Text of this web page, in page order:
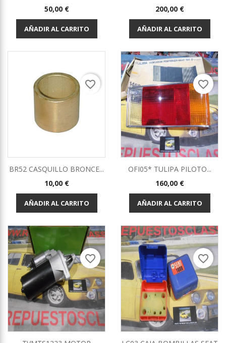
Precio
50,00 €
AÑADIR AL CARRITO
Precio
200,00 €
AÑADIR AL CARRITO
BR52 CASQUILLO BRONCE...
Precio
10,00 €
AÑADIR AL CARRITO
favorite_border
OFI05* TULIPA PILOTO...
Precio
160,00 €
AÑADIR AL CARRITO
favorite_border
favorite_border favorite_border